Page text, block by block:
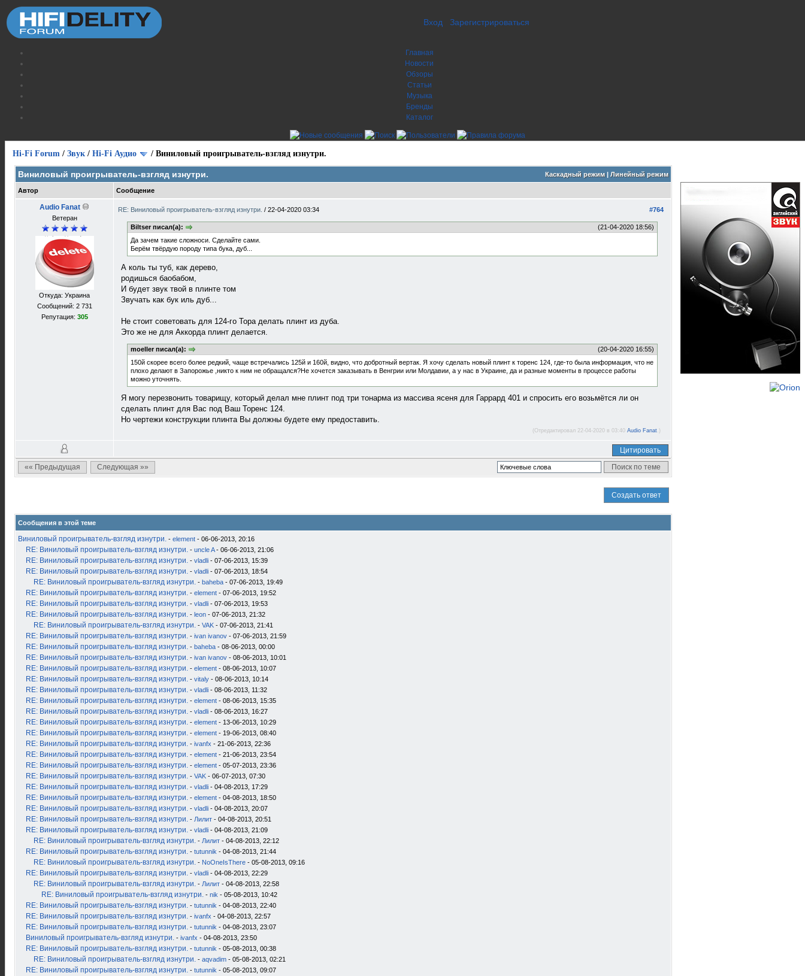
Вход Зарегистрироваться
Главная
Новости
Обзоры
Статьи
Музыка
Бренды
Каталог
Hi-Fi Forum / Звук / Hi-Fi Аудио / Виниловый проигрыватель-взгляд изнутри.
Каскадный режим| Линейный режим
Виниловый проигрыватель-взгляд изнутри.
Автор Сообщение
Audio Fanat
Ветеран
Откуда: Украина
Сообщений: 2 731
Репутация: 305
#764
RE: Виниловый проигрыватель-взгляд изнутри. / 22-04-2020 03:34
(21-04-2020 18:56)
Biltser писал(а):
Да зачем такие сложноси. Сделайте сами.
Берём твёрдую породу типа бука, дуб...
А коль ты туб, как дерево,
родишься баобабом,
И будет звук твой в плинте том
Звучать как бук иль дуб...
Не стоит советовать для 124-го Тора делать плинт из дуба.
Это же не для Аккорда плинт делается.
(20-04-2020 16:55)
moeller писал(а):
150й скорее всего более редкий, чаще встречались 125й и 160й, видно, что добротный вертак. Я хочу сделать новый плинт к торенс 124, где-то была информация, что не
плохо делают в Запорожье ,никто к ним не обращался?Не хочется заказывать в Венгрии или Молдавии, а у нас в Украине, да и разные моменты в процессе работы
можно уточнять.
Я могу перезвонить товарищу, который делал мне плинт под три тонарма из массива ясеня для Гаррард 401 и спросить его возьмётся ли он
сделать плинт для Вас под Ваш Торенс 124.
Но чертежи конструкции плинта Вы должны будете ему предоставить.
(Отредактировал 22-04-2020 в 03:40 Audio Fanat.)
Цитировать
«« Предыдущая
Следующая »»
Создать ответ
Сообщения в этой теме
Виниловый проигрыватель-взгляд изнутри. - element - 06-06-2013, 20:16
RE: Виниловый проигрыватель-взгляд изнутри. - uncle A- 06-06-2013, 21:06
RE: Виниловый проигрыватель-взгляд изнутри. - vladli - 07-06-2013, 15:39
RE: Виниловый проигрыватель-взгляд изнутри. - vladli - 07-06-2013, 18:54
RE: Виниловый проигрыватель-взгляд изнутри. - baheba - 07-06-2013, 19:49
RE: Виниловый проигрыватель-взгляд изнутри. - element - 07-06-2013, 19:52
RE: Виниловый проигрыватель-взгляд изнутри. - vladli - 07-06-2013, 19:53
RE: Виниловый проигрыватель-взгляд изнутри. - leon - 07-06-2013, 21:32
RE: Виниловый проигрыватель-взгляд изнутри. - VAK - 07-06-2013, 21:41
RE: Виниловый проигрыватель-взгляд изнутри. - ivan ivanov - 07-06-2013, 21:59
RE: Виниловый проигрыватель-взгляд изнутри. - baheba - 08-06-2013, 00:00
RE: Виниловый проигрыватель-взгляд изнутри. - ivan ivanov - 08-06-2013, 10:01
RE: Виниловый проигрыватель-взгляд изнутри. - element - 08-06-2013, 10:07
RE: Виниловый проигрыватель-взгляд изнутри. - vitaly - 08-06-2013, 10:14
RE: Виниловый проигрыватель-взгляд изнутри. - vladli - 08-06-2013, 11:32
RE: Виниловый проигрыватель-взгляд изнутри. - element - 08-06-2013, 15:35
RE: Виниловый проигрыватель-взгляд изнутри. - vladli - 08-06-2013, 16:27
RE: Виниловый проигрыватель-взгляд изнутри. - element - 13-06-2013, 10:29
RE: Виниловый проигрыватель-взгляд изнутри. - element - 19-06-2013, 08:40
RE: Виниловый проигрыватель-взгляд изнутри. - ivanfx - 21-06-2013, 22:36
RE: Виниловый проигрыватель-взгляд изнутри. - element - 21-06-2013, 23:54
RE: Виниловый проигрыватель-взгляд изнутри. - element - 05-07-2013, 23:36
RE: Виниловый проигрыватель-взгляд изнутри. - VAK - 06-07-2013, 07:30
RE: Виниловый проигрыватель-взгляд изнутри. - vladli - 04-08-2013, 17:29
RE: Виниловый проигрыватель-взгляд изнутри. - element - 04-08-2013, 18:50
RE: Виниловый проигрыватель-взгляд изнутри. - vladli - 04-08-2013, 20:07
RE: Виниловый проигрыватель-взгляд изнутри. - Лилит - 04-08-2013, 20:51
RE: Виниловый проигрыватель-взгляд изнутри. - vladli - 04-08-2013, 21:09
RE: Виниловый проигрыватель-взгляд изнутри. - Лилит - 04-08-2013, 22:12
RE: Виниловый проигрыватель-взгляд изнутри. - tutunnik - 04-08-2013, 21:44
RE: Виниловый проигрыватель-взгляд изнутри. - NoOneIsThere - 05-08-2013, 09:16
RE: Виниловый проигрыватель-взгляд изнутри. - vladli - 04-08-2013, 22:29
RE: Виниловый проигрыватель-взгляд изнутри. - Лилит - 04-08-2013, 22:58
RE: Виниловый проигрыватель-взгляд изнутри. - nik - 05-08-2013, 10:42
RE: Виниловый проигрыватель-взгляд изнутри. - tutunnik - 04-08-2013, 22:40
RE: Виниловый проигрыватель-взгляд изнутри. - ivanfx - 04-08-2013, 22:57
RE: Виниловый проигрыватель-взгляд изнутри. - tutunnik - 04-08-2013, 23:07
Виниловый проигрыватель-взгляд изнутри. - ivanfx - 04-08-2013, 23:50
RE: Виниловый проигрыватель-взгляд изнутри. - tutunnik - 05-08-2013, 00:38
RE: Виниловый проигрыватель-взгляд изнутри. - aqvadim - 05-08-2013, 02:21
RE: Виниловый проигрыватель-взгляд изнутри. - tutunnik - 05-08-2013, 09:07